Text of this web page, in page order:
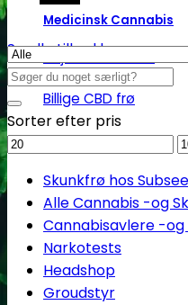
Medicinsk Cannabis
Højt THC indhold
Billige CBD frø
Se alle tilbud her
Søg
efter:
Sorter efter pris
Mindstepris
Skunkfrø hos
Alle Cannabis -og
Cannabisavlere -
Narkotests
Headshop
Groudstyr